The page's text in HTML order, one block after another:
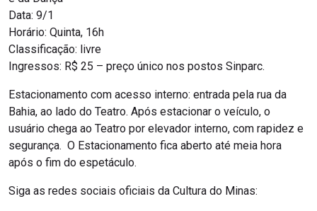
Data: 9/1
Horário: Quinta, 16h
Classificação: livre
Ingressos: R$ 25 – preço único nos postos Sinparc.
Estacionamento com acesso interno: entrada pela rua da
Bahia, ao lado do Teatro. Após estacionar o veículo, o
usuário chega ao Teatro por elevador interno, com rapidez e
segurança. O Estacionamento fica aberto até meia hora
após o fim do espetáculo.
Siga as redes sociais oficiais da Cultura do Minas: